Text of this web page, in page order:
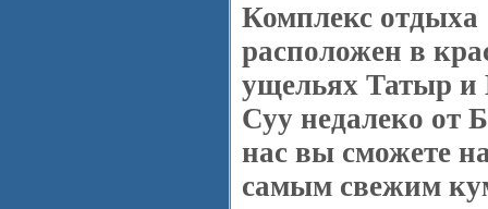
Комплекс отдыха
расположен в
ущельях Татыр
Суу недалеко от
нас вы сможете
самым свежим